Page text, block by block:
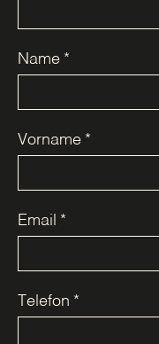
Name *
Vorname *
Email *
Telefon *